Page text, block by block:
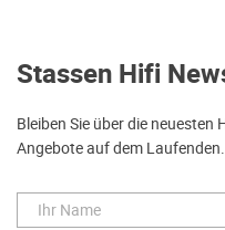
Stassen Hifi
Bleiben Sie über die
Angebote auf dem Laufenden.